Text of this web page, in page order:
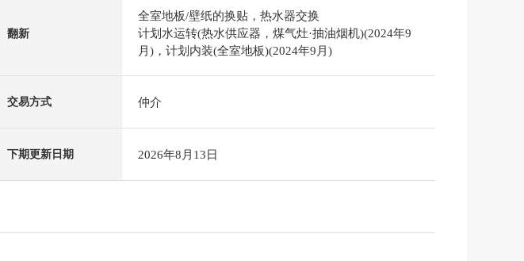
翻新
全室地板/壁纸的换贴，热水器交换
计划水运转(热水供应器，煤气灶·抽油烟机)(2024年9
月)，计划内装(全室地板)(2024年9月)
交易方式 仲介
下期更新日期 2026年8月13日